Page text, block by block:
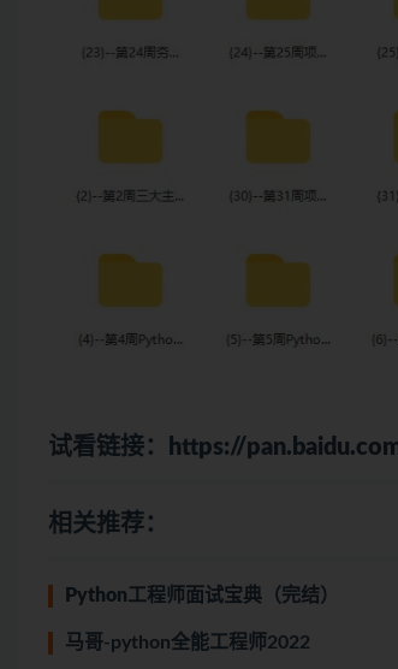
试看链接： https://
相关推荐：
Python工程师面试宝典（完结）
马哥-python全能工程师2022